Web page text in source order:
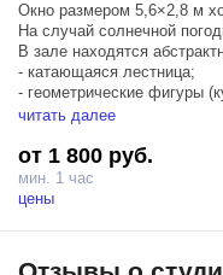
Окно размером 5,6×2,8 м
На случай солнечной
В зале находятся
- катающаяся лестница;
- геометрические фигуры
- розовая/белая стена на
- футуристический черный
- стена из металлического
- неоновая табличка;
- тележка.
читать далее
от 1 800 руб.
мин. 1 час
цены